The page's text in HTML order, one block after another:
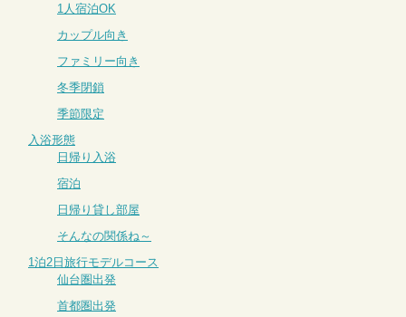
1人宿泊OK
カップル向き
ファミリー向き
冬季閉鎖
季節限定
入浴形態
日帰り入浴
宿泊
日帰り貸し部屋
そんなの関係ね～
1泊2日旅行モデルコース
仙台圏出発
首都圏出発